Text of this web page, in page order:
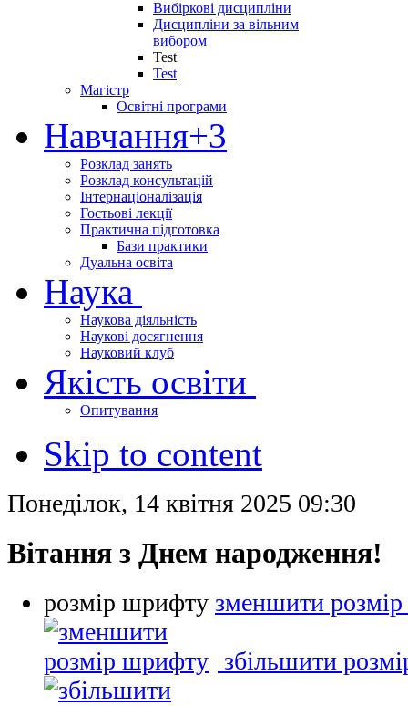
Вибіркові дисципліни
Дисципліни за вільним
вибором
Test
Test
Магістр
Освітні програми
Навчання+3
Розклад занять
Розклад консультацій
Інтернаціоналізація
Гостьові лекції
Практична підготовка
Бази практики
Дуальна освіта
Наука
Наукова діяльність
Наукові досягнення
Науковий клуб
Якість освіти
Опитування
Skip to content
Понеділок, 14 квітня 2025 09:30
Вітання з Днем народження!
розмір шрифту зменшити
збільшити